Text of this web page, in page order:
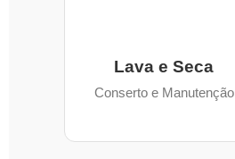
Lava e Seca
Conserto e Manutenção